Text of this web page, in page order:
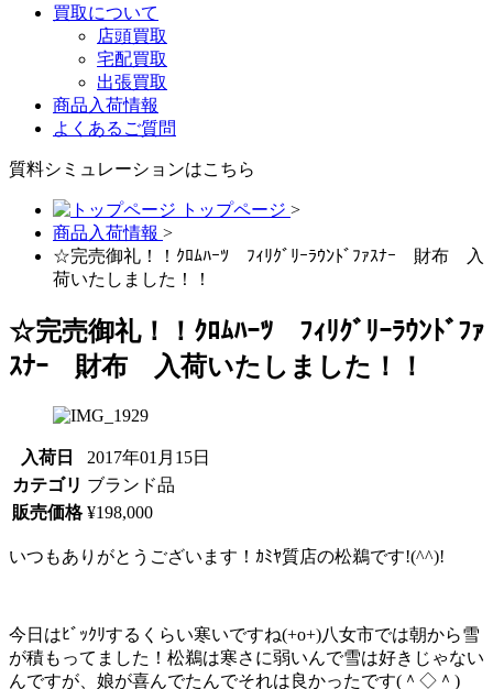
買取について
店頭買取
宅配買取
出張買取
商品入荷情報
よくあるご質問
質料シミュレーションはこちら
トップページ >
商品入荷情報 >
☆完売御礼！！ｸﾛﾑﾊｰﾂ ﾌｨﾘｸﾞﾘｰﾗｳﾝﾄﾞﾌｧｽﾅｰ 財布 入
荷いたしました！！
☆完売御礼！！ｸﾛﾑﾊｰﾂ ﾌｨﾘｸﾞﾘｰﾗｳﾝﾄﾞﾌｧ
ｽﾅｰ 財布 入荷いたしました！！
入荷日
2017年01月15日
カテゴリ ブランド品
販売価格 ¥198,000
いつもありがとうございます！ｶﾐﾔ質店の松鵜です!(^^)!
今日はﾋﾞｯｸﾘするくらい寒いですね(+o+)八女市では朝から雪
が積もってました！松鵜は寒さに弱いんで雪は好きじゃない
んですが、娘が喜んでたんでそれは良かったです(＾◇＾)